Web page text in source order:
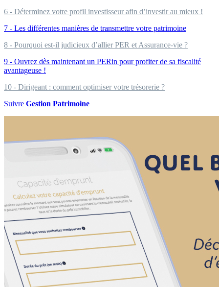
6 - Déterminez votre profil investisseur afin d’investir au mieux !
7 - Les différentes manières de transmettre votre patrimoine
8 - Pourquoi est-il judicieux d’allier PER et Assurance-vie ?
9 - Ouvrez dès maintenant un PERin pour profiter de sa fiscalité
avantageuse !
10 - Dirigeant : comment optimiser votre trésorerie ?
Suivre Gestion Patrimoine